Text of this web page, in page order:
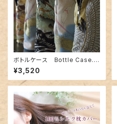
ボトルケース Bottle Case.1
9
¥3,520